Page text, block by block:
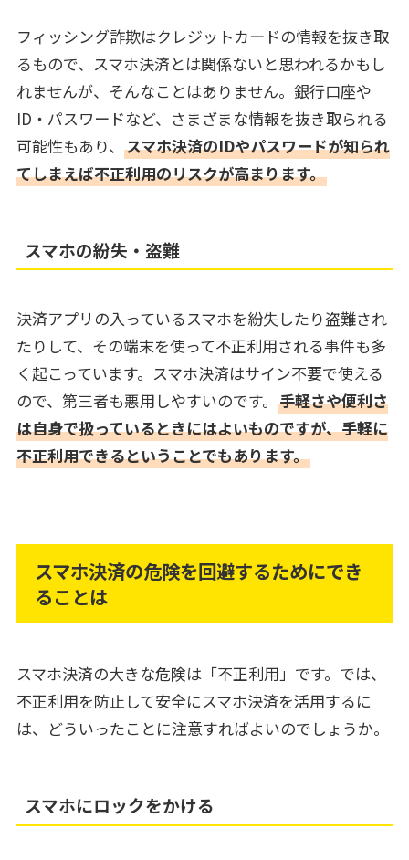
フィッシング詐欺はクレジットカードの情報を抜き取
るもので、スマホ決済とは関係ないと思われるかもし
れませんが、そんなことはありません。銀行口座や
ID・パスワードなど、さまざまな情報を抜き取られる
可能性もあり、 スマホ決済のIDやパスワードが知られ
てしまえば不正利用のリスクが高まります。
スマホの紛失・盗難
決済アプリの入っているスマホを紛失したり盗難され
たりして、その端末を使って不正利用される事件も多
く起こっています。スマホ決済はサイン不要で使える
ので、第三者も悪用しやすいのです。 手軽さや便利さ
は自身で扱っているときにはよいものですが、手軽に
不正利用できるということでもあります。
スマホ決済の危険を回避するためにでき
ることは
スマホ決済の大きな危険は「不正利用」です。では、
不正利用を防止して安全にスマホ決済を活用するに
は、どういったことに注意すればよいのでしょうか。
スマホにロックをかける